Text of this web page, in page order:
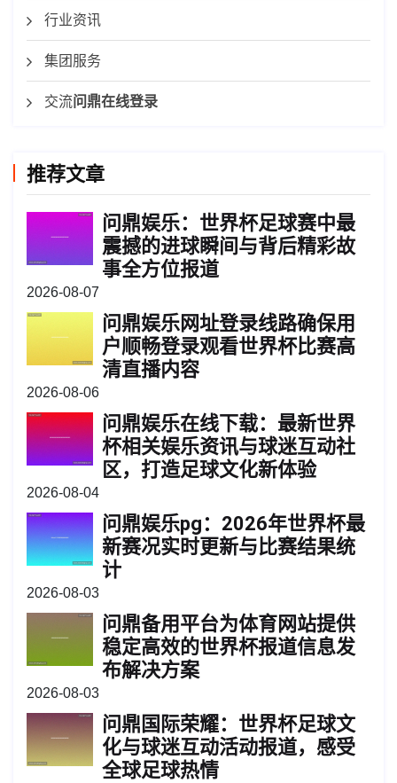
行业资讯
集团服务
交流问鼎在线登录
推荐文章
问鼎娱乐：世界杯足球赛中最
震撼的进球瞬间与背后精彩故
事全方位报道
2026-08-07
问鼎娱乐网址登录线路确保用
户顺畅登录观看世界杯比赛高
清直播内容
2026-08-06
问鼎娱乐在线下载：最新世界
杯相关娱乐资讯与球迷互动社
区，打造足球文化新体验
2026-08-04
问鼎娱乐pg：2026年世界杯最
新赛况实时更新与比赛结果统
计
2026-08-03
问鼎备用平台为体育网站提供
稳定高效的世界杯报道信息发
布解决方案
2026-08-03
问鼎国际荣耀：世界杯足球文
化与球迷互动活动报道，感受
全球足球热情